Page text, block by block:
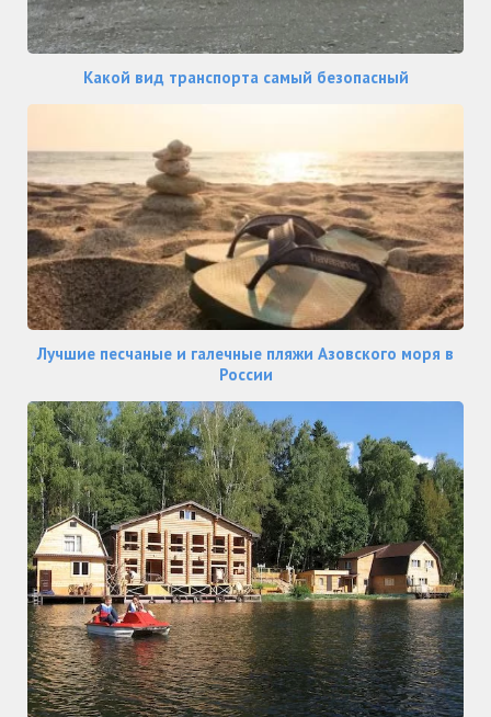
Какой вид транспорта самый безопасный
Лучшие песчаные и галечные пляжи Азовского моря в
России